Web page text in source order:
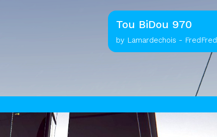
Tou BiDou 970
by Lamardechois - FredFred